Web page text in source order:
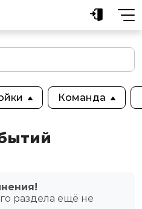
Команда
раздела ещё не